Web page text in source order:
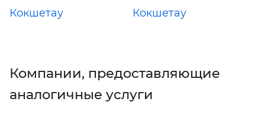
Кокшетау
Кокшетау
Компании, предоставляющие
аналогичные услуги